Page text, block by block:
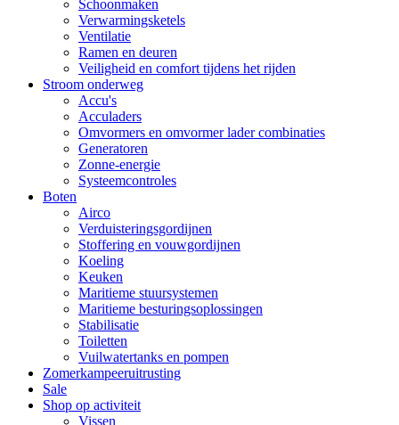
Schoonmaken
Verwarmingsketels
Ventilatie
Ramen en deuren
Veiligheid en comfort tijdens het rijden
Stroom onderweg
Accu's
Acculaders
Omvormers en omvormer lader combinaties
Generatoren
Zonne-energie
Systeemcontroles
Boten
Airco
Verduisteringsgordijnen
Stoffering en vouwgordijnen
Koeling
Keuken
Maritieme stuursystemen
Maritieme besturingsoplossingen
Stabilisatie
Toiletten
Vuilwatertanks en pompen
Zomerkampeeruitrusting
Sale
Shop op activiteit
Vissen